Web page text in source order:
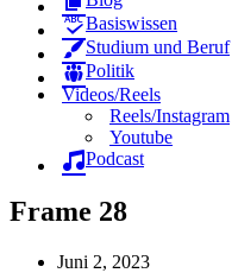
Basiswissen
Studium und Beruf
Politik
Videos/Reels
Reels/Instagram
Youtube
Podcast
Frame 28
Juni 2, 2023